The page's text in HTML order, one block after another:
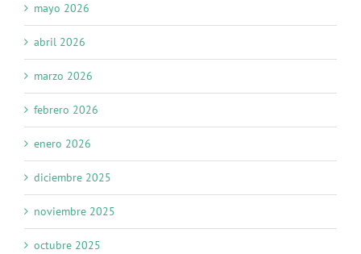
mayo 2026
abril 2026
marzo 2026
febrero 2026
enero 2026
diciembre 2025
noviembre 2025
octubre 2025